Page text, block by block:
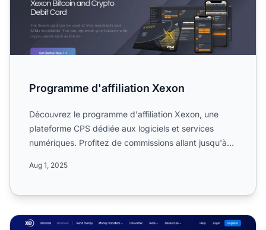
Programme d'affiliation Xexon
Découvrez le programme d'affiliation Xexon, une
plateforme CPS dédiée aux logiciels et services
numériques. Profitez de commissions allant jusqu'à
Aug 1, 2025
Programme d'affiliation XE.com